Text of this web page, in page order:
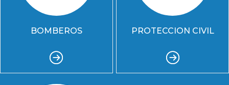
BOMBEROS PROTECCION CIVIL